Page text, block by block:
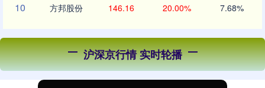
10 方邦股份 146.16 20.00% 7.68%
沪深京行情 实时轮播